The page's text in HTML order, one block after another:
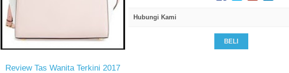
Hubungi Kami
BELI
Review Tas Wanita Terkini 2017